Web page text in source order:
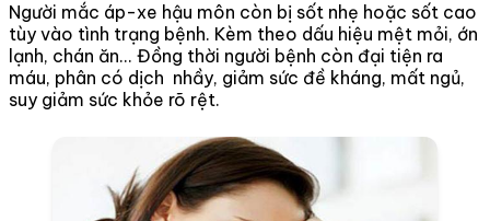
Người mắc áp-xe hậu môn còn bị sốt nhẹ hoặc sốt cao
tùy vào tình trạng bệnh. Kèm theo dấu hiệu mệt mỏi, ớn
lạnh, chán ăn... Đồng thời người bệnh còn đại tiện ra
máu, phân có dịch nhầy, giảm sức đề kháng, mất ngủ,
suy giảm sức khỏe rõ rệt.